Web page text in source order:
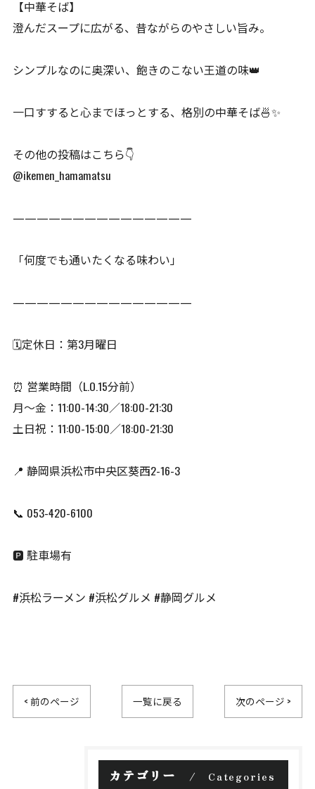
【中華そば】
澄んだスープに広がる、昔ながらのやさしい旨み。
シンプルなのに奥深い、飽きのこない王道の味👑
一口すすると心までほっとする、格別の中華そば🍜✨
その他の投稿はこちら👇
@ikemen_hamamatsu
———————————————
「何度でも通いたくなる味わい」
———————————————
🗓️定休日：第3月曜日
⏰ 営業時間（L.O.15分前）
月〜金：11:00-14:30／18:00-21:30
土日祝：11:00-15:00／18:00-21:30
📍 静岡県浜松市中央区葵西2-16-3
📞 053-420-6100
🅿️ 駐車場有
#浜松ラーメン #浜松グルメ #静岡グルメ
< 前のページ 一覧に戻る 次のページ >
カテゴリー Categories